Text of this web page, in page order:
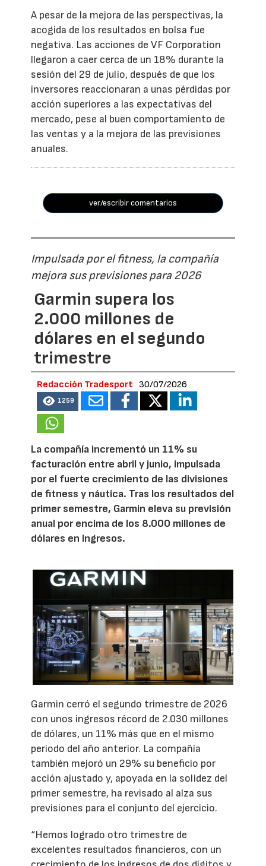
A pesar de la mejora de las perspectivas, la
acogida de los resultados en bolsa fue
negativa. Las acciones de VF Corporation
llegaron a caer cerca de un 18% durante la
sesión del 29 de julio, después de que los
inversores reaccionaran a unas pérdidas por
acción superiores a las expectativas del
mercado, pese al buen comportamiento de
las ventas y a la mejora de las previsiones
anuales.
ver/escribir comentarios
Impulsada por el fitness, la compañía
mejora sus previsiones para 2026
Garmin supera los
2.000 millones de
dólares en el segundo
trimestre
Redacción Tradesport 30/07/2026
1259
La compañía incrementó un 11% su
facturación entre abril y junio, impulsada
por el fuerte crecimiento de las divisiones
de fitness y náutica. Tras los resultados del
primer semestre, Garmin eleva su previsión
anual por encima de los 8.000 millones de
dólares en ingresos.
Garmin cerró el segundo trimestre de 2026
con unos ingresos récord de 2.030 millones
de dólares, un 11% más que en el mismo
periodo del año anterior. La compañía
también mejoró un 29% su beneficio por
acción ajustado y, apoyada en la solidez del
primer semestre, ha revisado al alza sus
previsiones para el conjunto del ejercicio.
“Hemos logrado otro trimestre de
excelentes resultados financieros, con un